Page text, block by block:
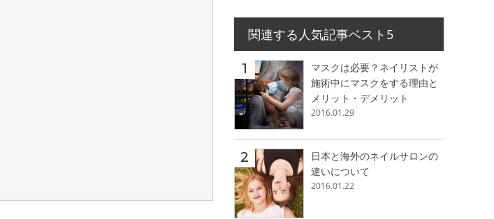
関連する人気記事ベスト5
マスクは必要？ネイリストが
施術中にマスクをする理由と
メリット・デメリット
2016.01.29
日本と海外のネイルサロンの
違いについて
2016.01.22